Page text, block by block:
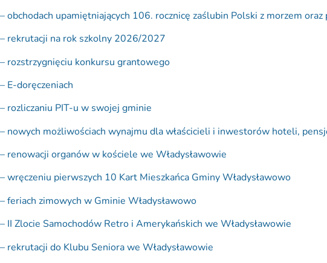
– obchodach upamiętniających 106. rocznicę zaślubin Polski z morzem
– rekrutacji na rok szkolny 2026/2027
– rozstrzygnięciu konkursu grantowego
– E-doręczeniach
– rozliczaniu PIT-u w swojej gminie
– nowych możliwościach wynajmu dla właścicieli i inwestorów hoteli,
– renowacji organów w kościele we Władysławowie
– wręczeniu pierwszych 10 Kart Mieszkańca Gminy Władysławowo
– feriach zimowych w Gminie Władysławowo
– II Zlocie Samochodów Retro i Amerykańskich we Władysławowie
– rekrutacji do Klubu Seniora we Władysławowie